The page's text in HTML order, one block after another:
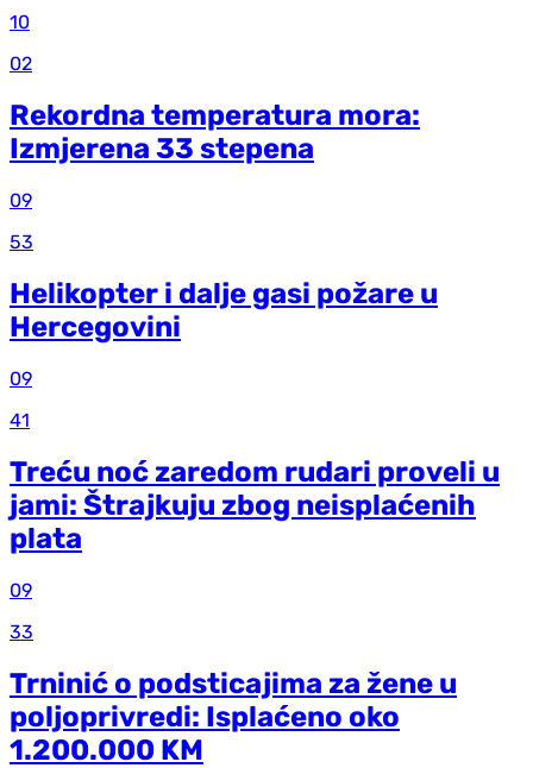
10
02
Rekordna temperatura mora:
Izmjerena 33 stepena
09
53
Helikopter i dalje gasi požare u
Hercegovini
09
41
Treću noć zaredom rudari proveli u
jami: Štrajkuju zbog neisplaćenih
plata
09
33
Trninić o podsticajima za žene u
poljoprivredi: Isplaćeno oko
1.200.000 KM